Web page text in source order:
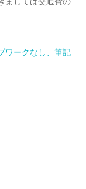
ワークなし、筆記